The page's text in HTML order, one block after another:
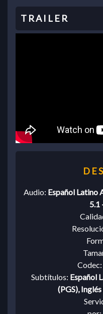
Audio: Español Latino
5.1
Codec:
Subtítulos: Español
(PGS),